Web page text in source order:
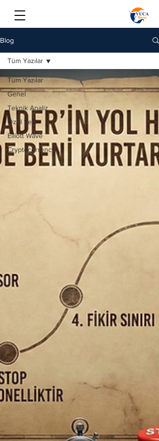
Blog
Tüm Yazılar
Genel
Teknik Analiz
Özel Seri
Elliott Wave
Cryptocurrency
Tüm Yazılar